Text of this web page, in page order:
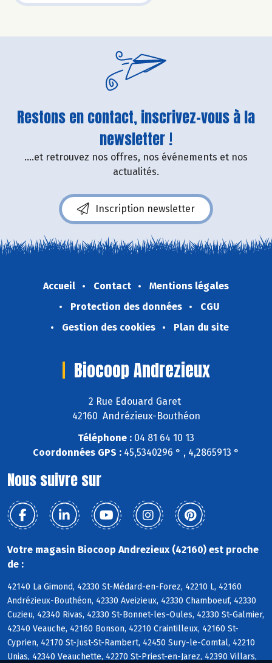
Restons en contact, inscrivez-vous à la
newsletter !
....et retrouvez nos offres, nos événements et nos
actualités.
Inscription newsletter
Accueil Contact
Mentions légales
Protection des données
CGU
Gestion des cookies
Plan du site
Biocoop Andrezieux
2 Rue Edouard Garet
42160 Andrézieux-Bouthéon
Téléphone : 04 81 64 10 13
Coordonnées GPS : 45,5340296 ° , 4,2865913 °
Nous suivre sur
Votre magasin Biocoop Andrezieux (42160) est proche
de :
42140 La Gimond, 42330 St-Médard-en-Forez, 42210 L, 42160
Andrézieux-Bouthéon, 42330 Aveizieux, 42330 Chamboeuf, 42330
Cuzieu, 42340 Rivas, 42330 St-Bonnet-les-Oules, 42330 St-Galmier,
42340 Veauche, 42160 Bonson, 42210 Craintilleux, 42160 St-
Cyprien, 42170 St-Just-St-Rambert, 42450 Sury-le-Comtal, 42210
Unias, 42340 Veauchette, 42270 St-Priest-en-Jarez, 42390 Villars,